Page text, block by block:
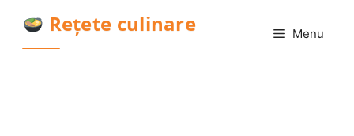
conținut
Rețete culinare Menu